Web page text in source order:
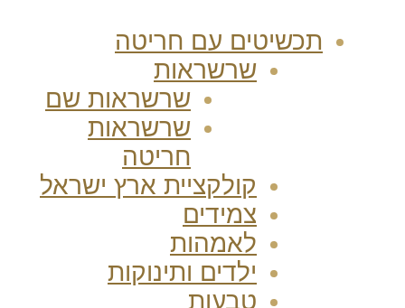
תכשיטים עם חריטה
שרשראות
שרשראות שם
שרשראות
חריטה
קולקציית ארץ ישראל
צמידים
לאמהות
ילדים ותינוקות
טבעות